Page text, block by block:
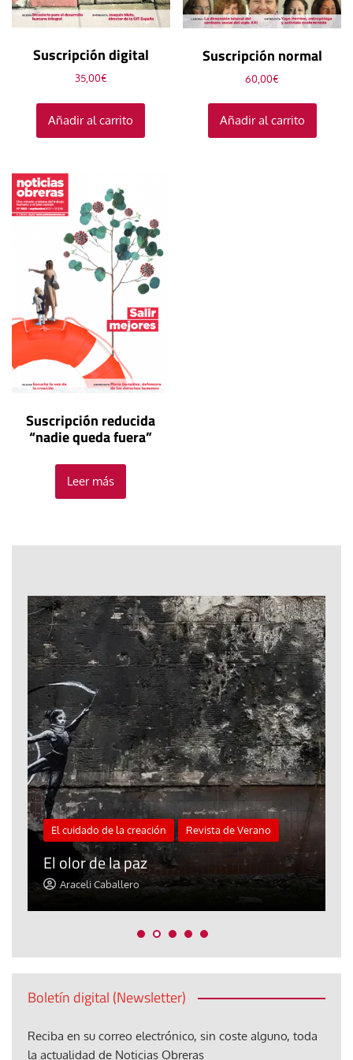
Suscripción digital
35,00€
Añadir al carrito
Suscripción normal
60,00€
Añadir al carrito
Suscripción reducida
“nadie queda fuera”
Leer más
El cuidado de la creación Revista de Verano
El olor de la paz
Araceli Caballero
Boletín digital (Newsletter)
Reciba en su correo electrónico, sin coste alguno, toda
la actualidad de Noticias Obreras